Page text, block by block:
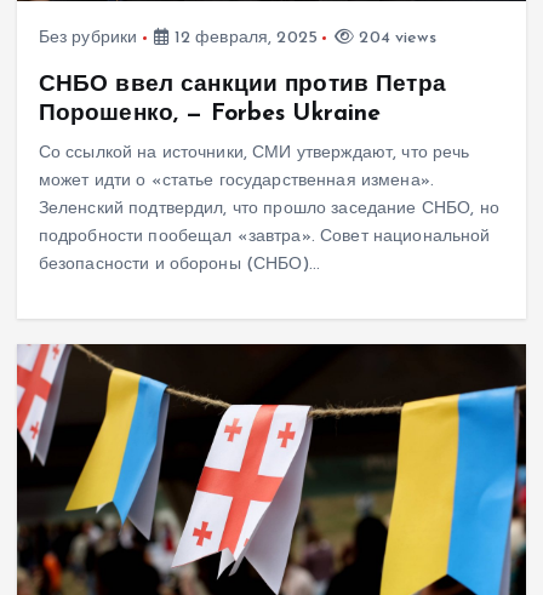
Без рубрики 12 февраля, 2025 204 views
СНБО ввел санкции против Петра
Порошенко, — Forbes Ukraine
Со ссылкой на источники, СМИ утверждают, что речь
может идти о «статье государственная измена».
Зеленский подтвердил, что прошло заседание СНБО, но
подробности пообещал «завтра». Совет национальной
безопасности и обороны (СНБО)…